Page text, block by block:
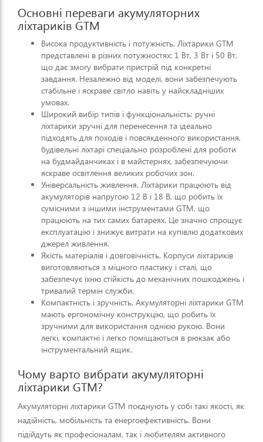
Основні переваги акумуляторних
ліхтариків GTM
Висока продуктивність і потужність. Ліхтарики GTM
представлені в різних потужностях: 1 Вт, 3 Вт і 50 Вт,
що дає змогу вибрати пристрій під конкретні
завдання. Незалежно від моделі, вони забезпечують
стабільне і яскраве світло навіть у найскладніших
умовах.
Широкий вибір типів і функціональність: ручні
ліхтарики зручні для перенесення та ідеально
підходять для походів і повсякденного використання,
будівельні ліхтарі спеціально розроблені для роботи
на будмайданчиках і в майстернях, забезпечуючи
яскраве освітлення великих робочих зон.
Універсальність живлення. Ліхтарики працюють від
акумуляторів напругою 12 В і 18 В, що робить їх
сумісними з іншими інструментами GTM, що
працюють на тих самих батареях. Це значно спрощує
експлуатацію і знижує витрати на купівлю додаткових
джерел живлення.
Якість матеріалів і довговічність. Корпуси ліхтариків
виготовляються з міцного пластику і сталі, що
забезпечує їхню стійкість до механічних пошкоджень і
тривалий термін служби.
Компактність і зручність. Акумуляторні ліхтарики GTM
мають ергономічну конструкцію, що робить їх
зручними для використання однією рукою. Вони
легкі, компактні і легко поміщаються в рюкзак або
інструментальний ящик.
Чому варто вибрати акумуляторні
ліхтарики GTM?
Акумуляторні ліхтарики GTM поєднують у собі такі якості, як
надійність, мобільність та енергоефективність. Вони
підійдуть як професіоналам, так і любителям активного